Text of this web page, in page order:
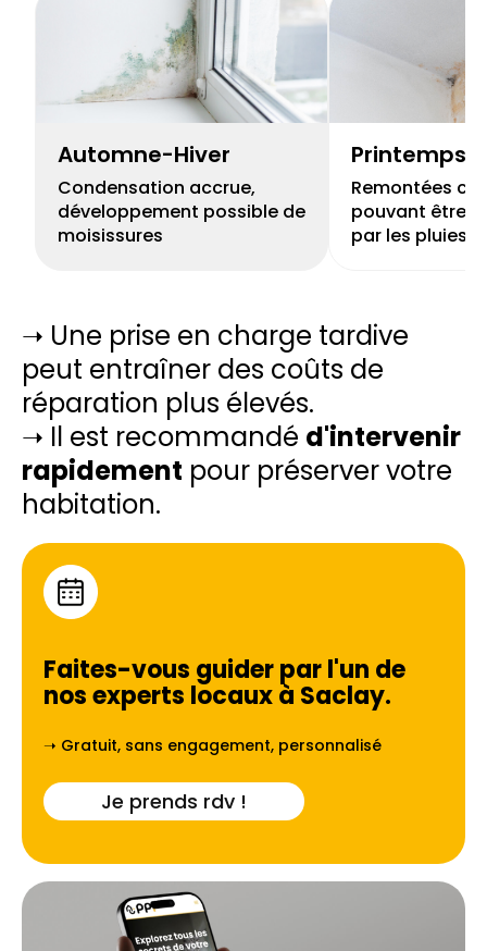
Automne-Hiver
Condensation accrue,
développement possible de
moisissures
Printemps
Remontées
pouvant être
par les pluies
➝ Une prise en charge tardive
peut entraîner des coûts de
réparation plus élevés.
➝ Il est recommandé d'intervenir
rapidement pour préserver votre
habitation.
Faites-vous guider par l'un de
nos experts locaux à Saclay.
➝ Gratuit, sans engagement, personnalisé
Je prends rdv !